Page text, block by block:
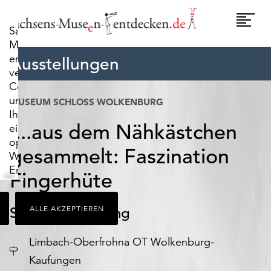
Sachsens-
Museen-
entdecken.de
verwendet
Cookies,
um
Ihnen
ein
optimales
Webseiten-
Erlebnis
zu
bieten.
Dazu
zählen
Cookies,
die
ALLE AKZEPTIEREN
Ausstellungen
MUSEUM SCHLOSS WOLKENBURG
....aus dem Nähkästchen
gesammelt: Faszination
Fingerhüte
Sonderausstellung
Limbach-Oberfrohna OT Wolkenburg-
Kaufungen